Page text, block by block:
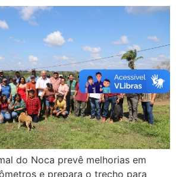
do Noca prevê melhorias em
e prepara o trecho para